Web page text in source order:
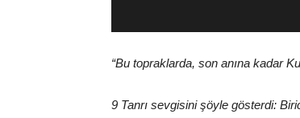
“Bu topraklarda, son anına kadar
9 Tanrı sevgisini şöyle gösterdi: